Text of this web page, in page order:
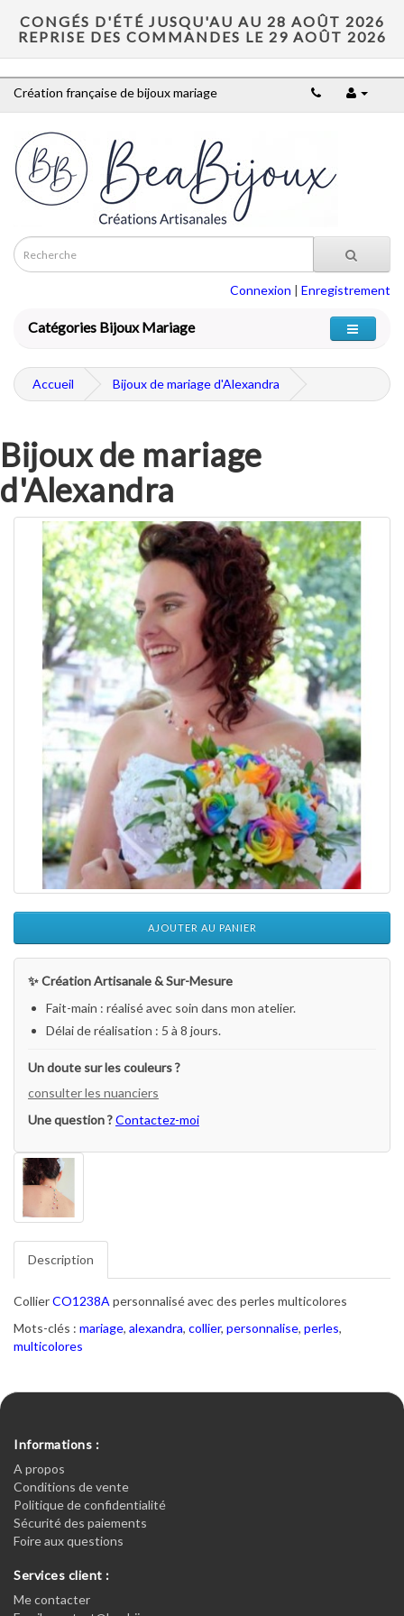
CONGÉS D'ÉTÉ JUSQU'AU AU 28 AOÛT 2026
REPRISE DES COMMANDES LE 29 AOÛT 2026
Création française de bijoux mariage
Connexion | Enregistrement
Catégories Bijoux Mariage
Accueil Bijoux de mariage d'Alexandra
Bijoux de mariage
d'Alexandra
AJOUTER AU PANIER
✨ Création Artisanale & Sur-Mesure
Fait-main : réalisé avec soin dans mon atelier.
Délai de réalisation : 5 à 8 jours.
Un doute sur les couleurs ?
consulter les nuanciers
Une question ?Contactez-moi
Description
CollierCO1238A personnalisé avec des perles multicolores
Mots-clés : mariage, alexandra, collier, personnalise, perles,
multicolores
Informations :
A propos
Conditions de vente
Politique de confidentialité
Sécurité des paiements
Foire aux questions
Services client :
Me contacter